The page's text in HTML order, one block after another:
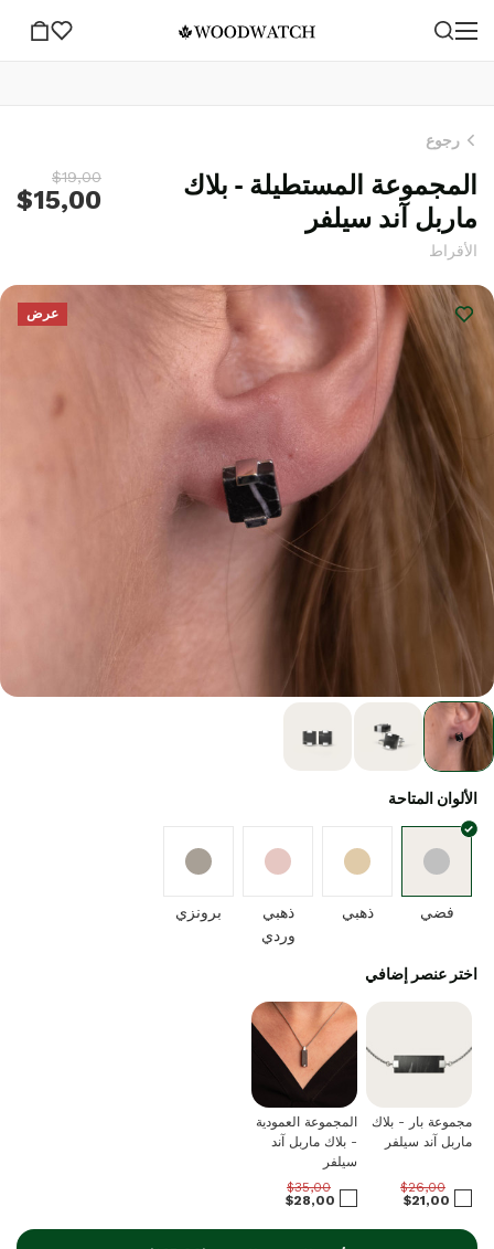
رجوع
المجموعة المستطيلة - بلاك
ماربل آند سيلفر
الأقراط
$19,00
$15,00
عرض
الألوان المتاحة
فضي ذهبي
ذهبي
وردي
برونزي
اختر عنصر إضافي
مجموعة بار - بلاك
ماربل آند سيلفر
$26,00
$21,00
المجموعة العمودية
- بلاك ماربل آند
سيلفر
$35,00
$28,00